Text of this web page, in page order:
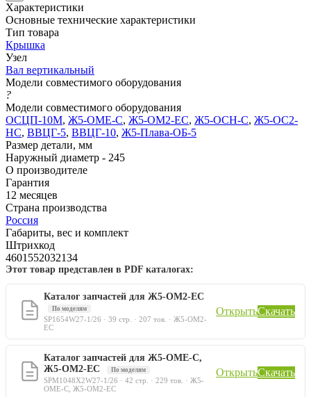
Характеристики
Основные технические характеристики
Тип товара
Крышка
Узел
Вал вертикальный
Модели совместимого оборудования
?
Модели совместимого оборудования
ОСЦП-10М, Ж5-ОМЕ-С, Ж5-ОМ2-ЕС, Ж5-ОСН-С, Ж5-ОС2-
НС, ВВЦГ-5, ВВЦГ-10, Ж5-Плава-ОБ-5
Размер детали, мм
Наружный диаметр - 245
О производителе
Гарантия
12 месяцев
Страна производства
Россия
Габариты, вес и комплект
Штрихкод
4601552032134
Этот товар представлен в PDF каталогах:
Каталог запчастей для Ж5-ОМ2-ЕС
По моделям
SP1654W27-1/26 · 39 стр. · 207 тов. · Ж5-ОМ2-
ЕС
ОткрытьСкачать
Каталог запчастей для Ж5-ОМЕ-С,
Ж5-ОМ2-ЕС
По моделям
SPM1048X2W27-1/26 · 42 стр. · 229 тов. · Ж5-
ОМЕ-С, Ж5-ОМ2-ЕС
ОткрытьСкачать